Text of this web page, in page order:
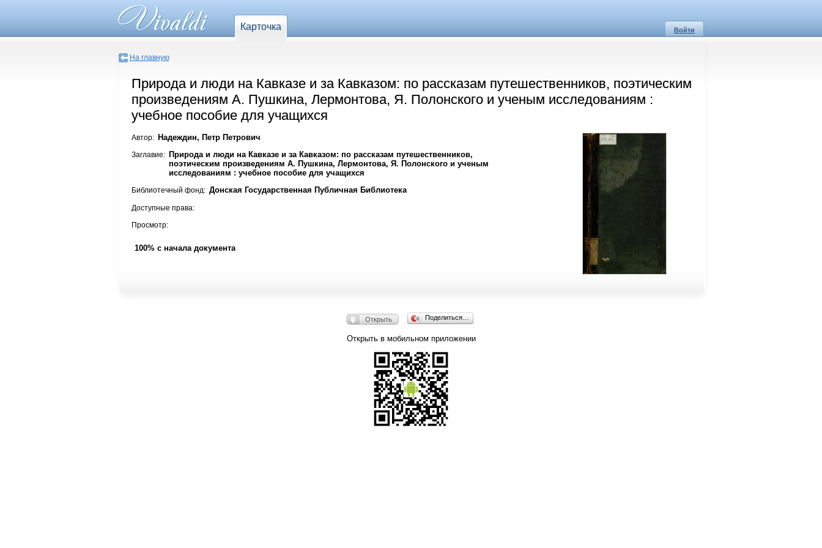
Карточка Войти
На главную
Природа и люди на Кавказе и за Кавказом: по рассказам путешественников, поэтическим
произведениям А. Пушкина, Лермонтова, Я. Полонского и ученым исследованиям :
учебное пособие для учащихся
Автор: Надеждин, Петр Петрович
Заглавие:
Природа и люди на Кавказе и за Кавказом: по рассказам путешественников,
поэтическим произведениям А. Пушкина, Лермонтова, Я. Полонского и ученым
исследованиям : учебное пособие для учащихся
Библиотечный фонд: Донская Государственная Публичная Библиотека
Доступные права:
Просмотр:
100% с начала документа
Открыть Поделиться…
Открыть в мобильном приложении